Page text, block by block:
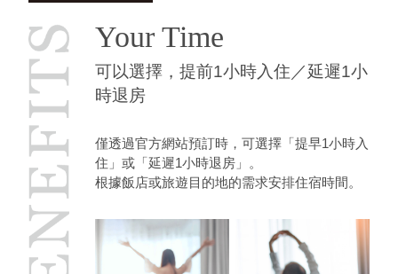
Your Time
可以選擇，提前1小時入住／延遲1小
時退房
僅透過官方網站預訂時，可選擇「提早1小時入
住」或「延遲1小時退房」。
根據飯店或旅遊目的地的需求安排住宿時間。